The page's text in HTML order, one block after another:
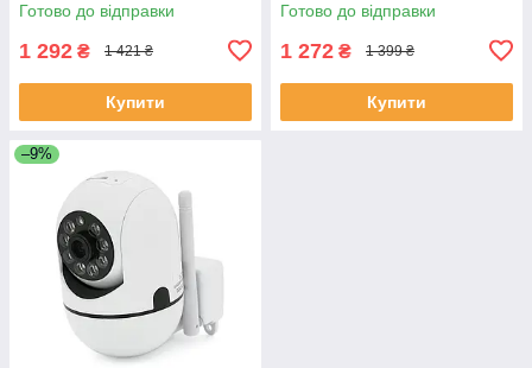
V380 ЕКОБОКС
Готово до відправки
1 292 ₴ 1 421 ₴
Купити
Готово до відправки
1 272 ₴ 1 399 ₴
Купити
–9%